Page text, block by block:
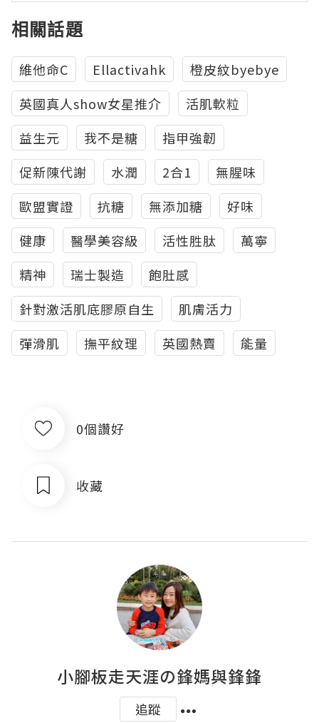
相關話題
維他命C Ellactivahk
橙皮紋byebye
英國真人show女星推介
活肌軟粒
益生元
我不是糖
指甲強韌
促新陳代謝
水潤 2合1
無腥味
歐盟實證
抗糖 無添加糖
好味
健康
醫學美容級 活性胜肽
萬寧
精神
瑞士製造
飽肚感
針對激活肌底膠原自生
肌膚活力
彈滑肌
撫平紋理 英國熱賣 能量
0個讚好
收藏
小腳板走天涯の鋒媽與鋒鋒
追蹤